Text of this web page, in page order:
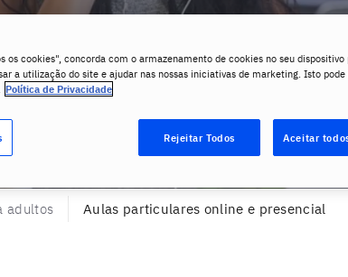
adultos Aulas particulares online e presencial
os cookies", concorda com o armazenamento de cookies no seu
a utilização do site e ajudar nas nossas iniciativas de marketing. Isto
Política de Privacidade
Rejeitar Todos Aceitar